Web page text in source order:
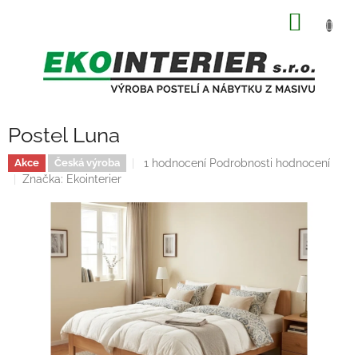
Postel Luna
Akce Česká výroba
Průměrné
je
hvězdiček.
1 hodnocení Podrobnosti hodnocení
Značka: Ekointerier